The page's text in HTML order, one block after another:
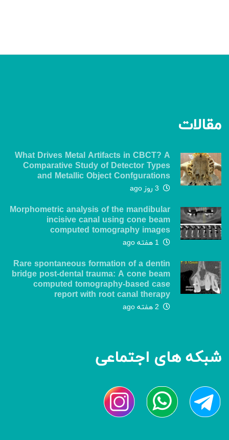
مقالات
What Drives Metal Artifacts in CBCT? A
Comparative Study of Detector Types
and Metallic Object Confgurations
3 روز ago
Morphometric analysis of the mandibular
incisive canal using cone beam
computed tomography images
1 هفته ago
Rare spontaneous formation of a dentin
bridge post-dental trauma: A cone beam
computed tomography-based case
report with root canal therapy
2 هفته ago
شبکه های اجتماعی